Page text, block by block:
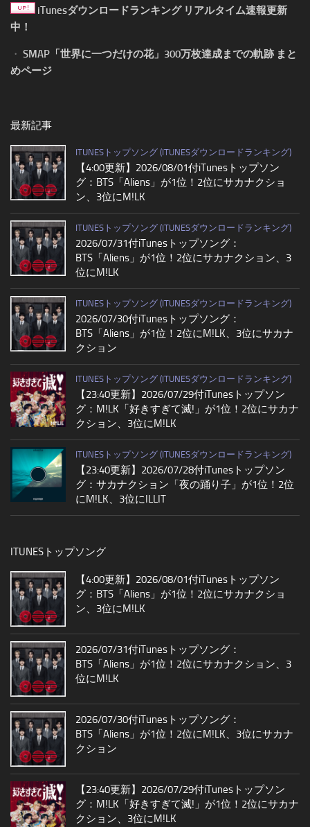
iTunesダウンロードランキング リアルタイム速報更新
中！
・ SMAP「世界に一つだけの花」300万枚達成までの軌跡 まと
めページ
最新記事
ITUNESトップソング (ITUNESダウンロードランキング)
【4:00更新】2026/08/01付iTunesトップソン
グ：BTS「Aliens」が1位！2位にサカナクショ
ン、3位にM!LK
ITUNESトップソング (ITUNESダウンロードランキング)
2026/07/31付iTunesトップソング：
BTS「Aliens」が1位！2位にサカナクション、3
位にM!LK
ITUNESトップソング (ITUNESダウンロードランキング)
2026/07/30付iTunesトップソング：
BTS「Aliens」が1位！2位にM!LK、3位にサカナ
クション
ITUNESトップソング (ITUNESダウンロードランキング)
【23:40更新】2026/07/29付iTunesトップソン
グ：M!LK「好きすぎて滅!」が1位！2位にサカナ
クション、3位にM!LK
ITUNESトップソング (ITUNESダウンロードランキング)
【23:40更新】2026/07/28付iTunesトップソン
グ：サカナクション「夜の踊り子」が1位！2位
にM!LK、3位にILLIT
ITUNESトップソング
【4:00更新】2026/08/01付iTunesトップソン
グ：BTS「Aliens」が1位！2位にサカナクショ
ン、3位にM!LK
2026/07/31付iTunesトップソング：
BTS「Aliens」が1位！2位にサカナクション、3
位にM!LK
2026/07/30付iTunesトップソング：
BTS「Aliens」が1位！2位にM!LK、3位にサカナ
クション
【23:40更新】2026/07/29付iTunesトップソン
グ：M!LK「好きすぎて滅!」が1位！2位にサカナ
クション、3位にM!LK